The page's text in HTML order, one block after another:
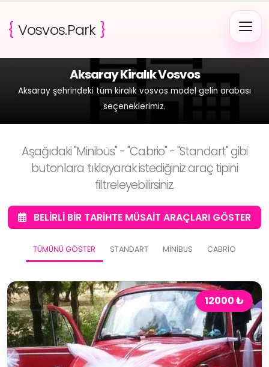
{ Vosvos.Park }
Aksaray Kiralık Vosvos
Aksaray şehrindeki tüm kiralık vosvos model gelin arabası
seçeneklerimiz.
Aşağıdaki "Minibüs" - "Cabrio" - "Standart" gibi
butonlara tıklayarak istediğiniz araç tipini
filtreleyebilirsiniz.
BELIRLI BIR TARIHTE MÜSAIT ARAÇLARI GÖSTER
TÜMÜNÜ GÖSTER STANDART MINIBUS CABRIO
12000 ₺